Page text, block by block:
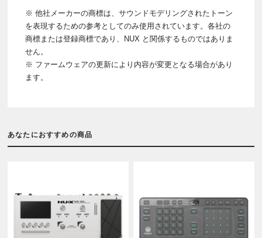
※ 他社メーカーの商標は、サウンドモデリングされたトーン
を表現するための参考としてのみ使用されています。各社の
商標または登録商標であり、NUX と関係するものではありま
せん。
※ ファームウェアの更新により内容が変更となる場合があり
ます。
あなたにおすすめの商品